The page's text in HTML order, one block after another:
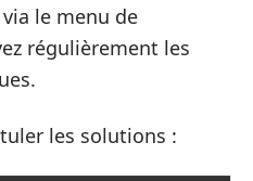
le menu de
régulièrement les
les solutions :